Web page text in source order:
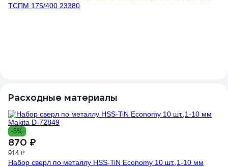
ТСПМ 175/400 23380
Расходные материалы
-5%
870 ₽
914 ₽
Набор сверл по металлу HSS-TiN Economy 10 шт.,1-10 мм